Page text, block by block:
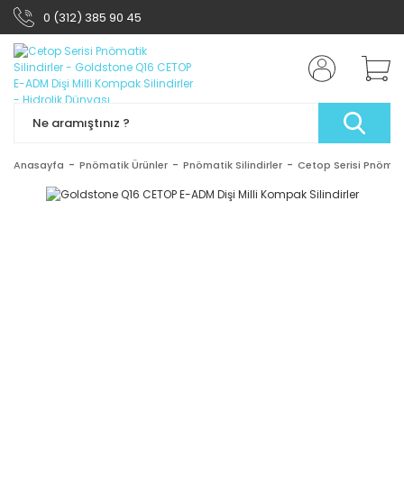
0 (312) 385 90 45
Anasayfa Pnömatik Ürünler Pnömatik Silindirler Cetop Serisi